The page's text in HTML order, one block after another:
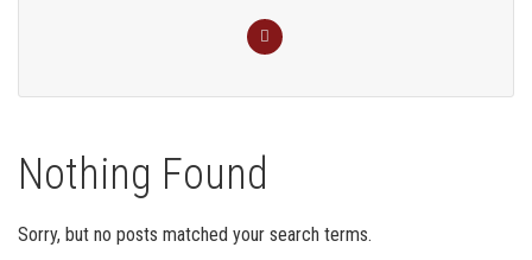
Nothing Found
Sorry, but no posts matched your search terms.